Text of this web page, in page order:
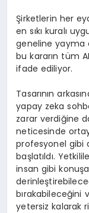
Şirketlerin her
en sıkı kuralı
geneline yayma
bu kararın tüm
ifade ediliyor.
Tasarının
yapay zeka
zarar verdiğine
neticesinde
profesyonel gibi
başlatıldı.
insan gibi
bırakabileceğini
yetersiz kalarak